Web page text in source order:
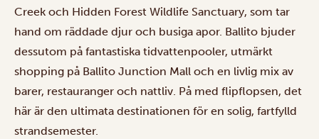
Creek och Hidden Forest Wildlife Sanctuary, som tar
hand om räddade djur och busiga apor. Ballito bjuder
dessutom på fantastiska tidvattenpooler, utmärkt
shopping på Ballito Junction Mall och en livlig mix av
barer, restauranger och nattliv. På med flipflopsen, det
här är den ultimata destinationen för en solig, fartfylld
strandsemester.